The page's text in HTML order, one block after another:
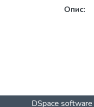
Опис:
DSpace software